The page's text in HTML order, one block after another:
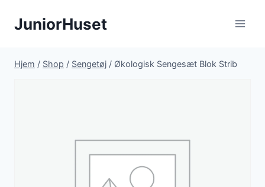
JuniorHuset
Hjem / Shop / Sengetøj / Økologisk Sengesæt Blok Strib